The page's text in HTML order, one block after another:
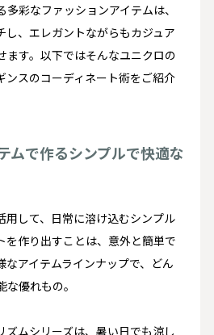
彩なファッションアイテムは、
し、エレガントながらもカジュア
ます。以下ではそんなユニクロの
ンスのコーディネート術をご紹介
ムで作るシンプルで快適な
用して、日常に溶け込むシンプル
を作り出すことは、意外と簡単で
なアイテムラインナップで、どん
優れもの。
ズムシリーズは、暑い日でも涼し